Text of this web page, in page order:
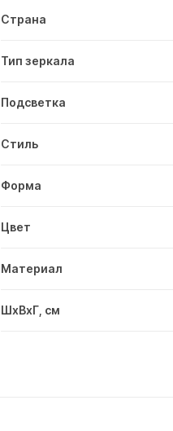
Страна
Тип зеркала
Подсветка
Стиль
Форма
Цвет
Материал
ШxВxГ, см